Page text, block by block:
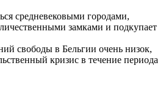
средневековыми городами,
замками и подкупает
свободы в Бельгии очень низок,
кризис в течение периода